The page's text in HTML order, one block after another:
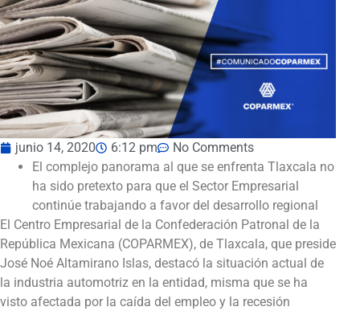
junio 14, 2020 6:12 pm
No Comments
El complejo panorama al que se enfrenta Tlaxcala no
ha sido pretexto para que el Sector Empresarial
continúe trabajando a favor del desarrollo regional
El Centro Empresarial de la Confederación Patronal de la
República Mexicana (COPARMEX), de Tlaxcala, que preside
José Noé Altamirano Islas, destacó la situación actual de
la industria automotriz en la entidad, misma que se ha
visto afectada por la caída del empleo y la recesión